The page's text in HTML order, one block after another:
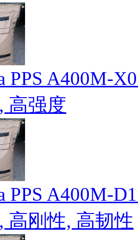
PPS A400M-
高强度
PPS A400M-
高刚性, 高韧性